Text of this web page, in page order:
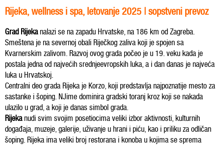
Rijeka, wellness i spa, letovanje 2025 | sopstveni prevoz
Grad Rijekanalazi se na zapadu Hrvatske, na 186 km od Zagreba.
Smeštena je na severnoj obali Riječkog zaliva koji je spojen sa
Kvarnerskim zalivom. Razvoj ovog grada počeo je u 19. veku kada je
postala jedna od najvećih srednjeevropskih luka, a i dan danas je najveća
luka u Hrvatskoj.
Centralni deo grada Rijeka je Korzo, koji predstavlja najpoznatije mesto za
sastanke i šoping. NJime dominira gradski toranj kroz koji se nakada
ulazilo u grad, a koji je danas simbol grada.
Rijekanudi svim svojim posetiocima veliki izbor aktivnosti, kulturnih
događaja, muzeje, galerije, uživanje u hrani i piću, kao i priliku za odličan
šoping. Rijeka ima veliki broj restorana i konoba u kojima se sprema